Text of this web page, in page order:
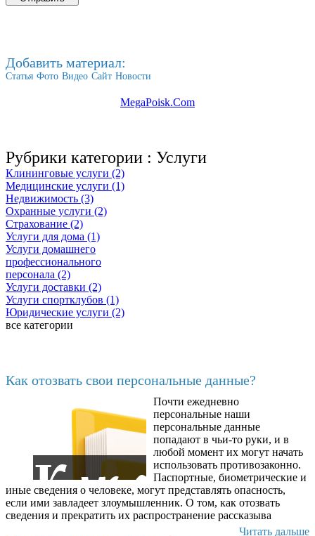
Добавить материал:
Статья Фото Видео Сайт Новости
MegaPoisk.Com
Рубрики категории : Услуги
Клининговые услуги (2)
Медицинские услуги (1)
Недвижимость (3)
Охранные услуги (2)
Страхование (2)
Услуги для дома (1)
Услуги домашнего
профессионального
персонала (2)
Услуги доставки (2)
Услуги спортклубов (1)
Юридические услуги (2)
все категории
Как отозвать свои персональные данные?
Почти ежедневно
персональные наши
персональные данные
попадают в чьи-то руки, и в
любой момент их могут начать
использовать противозаконно.
Паспортные, биометрические и
иные сведения о человеке, могут представлять опасность,
если ими завладеет злоумышленник. О том, как отозвать
сведения и прекратить их распространение рассказыва
Читать дальше